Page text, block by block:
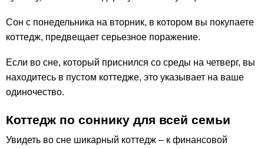
Сон с понедельника на вторник, в котором вы покупаете
коттедж, предвещает серьезное поражение.
Если во сне, который приснился со среды на четверг, вы
находитесь в пустом коттедже, это указывает на ваше
одиночество.
Коттедж по соннику для всей семьи
Увидеть во сне шикарный коттедж – к финансовой